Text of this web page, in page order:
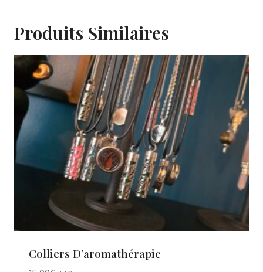
Produits Similaires
Colliers D’aromathérapie